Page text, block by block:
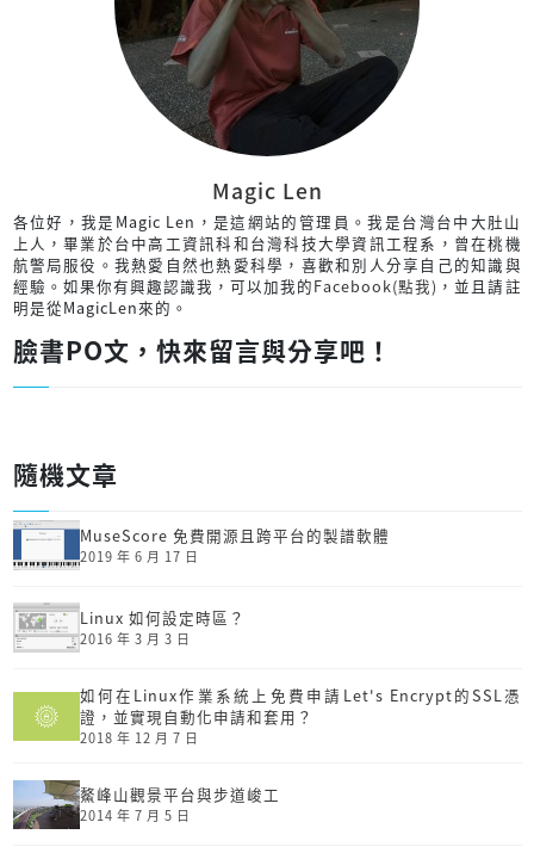
Magic Len
各位好，我是Magic Len，是這網站的管理員。我是台灣台中大肚山
上人，畢業於台中高工資訊科和台灣科技大學資訊工程系，曾在桃機
航警局服役。我熱愛自然也熱愛科學，喜歡和別人分享自己的知識與
經驗。如果你有興趣認識我，可以加我的Facebook(點我) ，並且請註
明是從MagicLen來的。
臉書PO文，快來留言與分享吧！
隨機文章
MuseScore 免費開源且跨平台的製譜軟體
2019 年 6 月 17 日
Linux 如何設定時區？
2016 年 3 月 3 日
如何在Linux作業系統上免費申請Let's Encrypt的SSL憑
證，並實現自動化申請和套用？
2018 年 12 月 7 日
鰲峰山觀景平台與步道峻工
2014 年 7 月 5 日